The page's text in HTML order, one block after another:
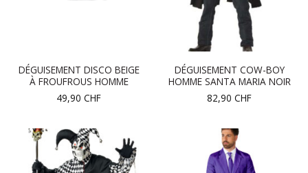
DÉGUISEMENT DISCO BEIGE
À FROUFROUS HOMME
49,90 CHF
DÉGUISEMENT COW-BOY
HOMME SANTA MARIA NOIR
82,90 CHF